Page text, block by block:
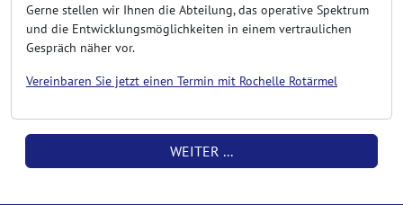
Gerne stellen wir Ihnen die Abteilung, das operative Spektrum
und die Entwicklungsmöglichkeiten in einem vertraulichen
Gespräch näher vor.
Vereinbaren Sie jetzt einen Termin mit Rochelle Rotärmel
WEITER ...